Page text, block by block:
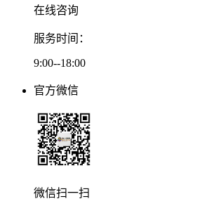
在线咨询
服务时间：
9:00--18:00
官方微信
微信扫一扫